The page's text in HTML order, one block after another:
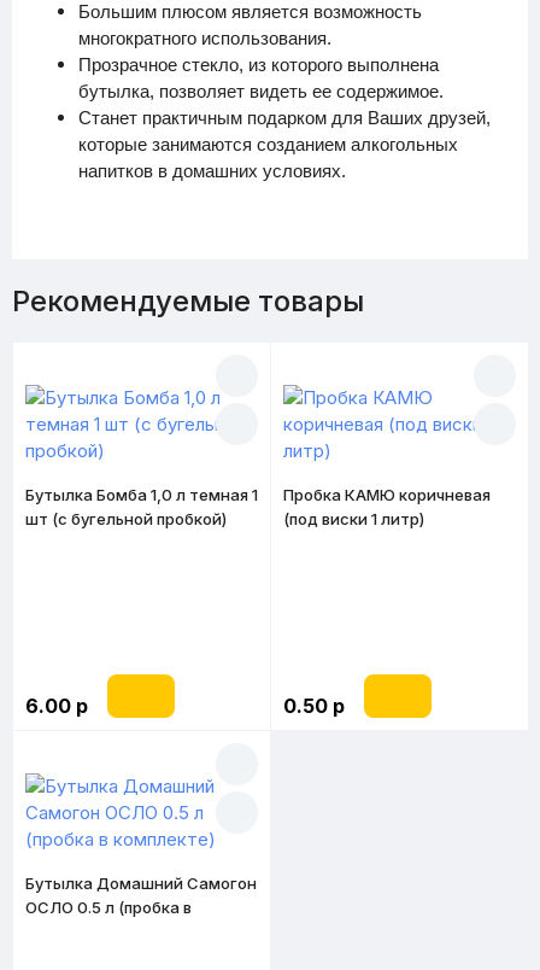
Большим плюсом является возможность
многократного использования.
Прозрачное стекло, из которого выполнена
бутылка, позволяет видеть ее содержимое.
Станет практичным подарком для Ваших друзей,
которые занимаются созданием алкогольных
напитков в домашних условиях.
Рекомендуемые товары
Бутылка Бомба 1,0 л темная 1
шт (с бугельной пробкой)
6.00 р
Пробка КАМЮ коричневая
(под виски 1 литр)
0.50 р
Бутылка Домашний Самогон
ОСЛО 0.5 л (пробка в